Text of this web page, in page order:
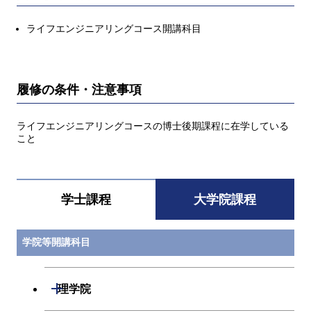
ライフエンジニアリングコース開講科目
履修の条件・注意事項
ライフエンジニアリングコースの博士後期課程に在学している
こと
学士課程 大学院課程
学院等開講科目
理学院
開閉